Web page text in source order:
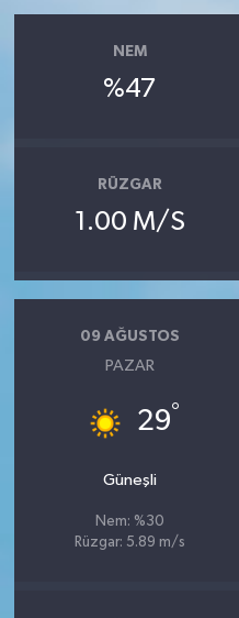
NEM
%47
RÜZGAR
1.00 M/S
09 AĞUSTOS
PAZAR
29°
Güneşli
Nem: %30
Rüzgar: 5.89 m/s